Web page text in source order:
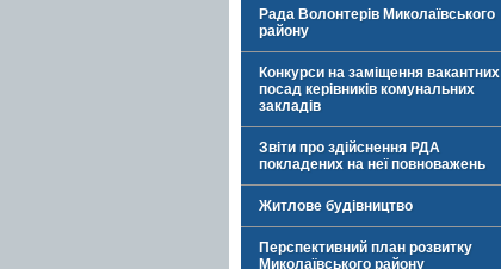
Рада Волонтерів Миколаївського
району
Конкурси на заміщення вакантних
посад керівників комунальних
закладів
Звіти про здійснення РДА
покладених на неї повноважень
Житлове будівництво
Перспективний план розвитку
Миколаївського району